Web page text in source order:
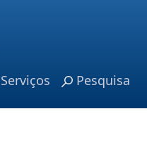
Serviços Pesquisa